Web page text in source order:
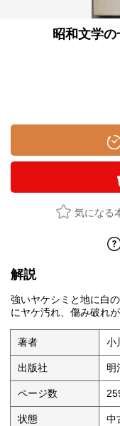
昭和文学
気になる
解説
強いヤケシミと地に白
にヤケ汚れ、傷み破れが
著者 小
出版社 明
ページ数
状態 中